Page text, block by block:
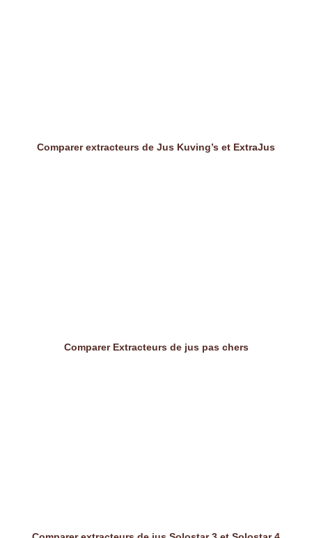
Comparer extracteurs de Jus Kuving’s et ExtraJus
Comparer Extracteurs de jus pas chers